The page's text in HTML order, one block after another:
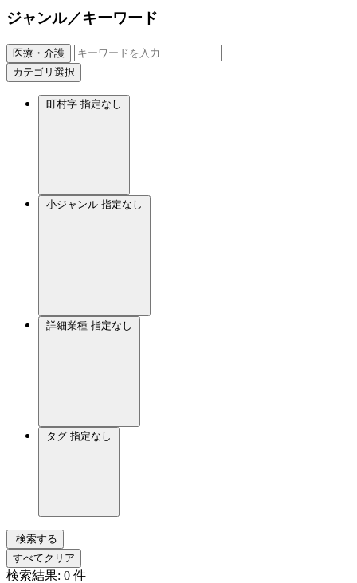
ジャンル／キーワード
医療・介護
カテゴリ選択
町村字 指定なし
小ジャンル 指定なし
詳細業種 指定なし
タグ 指定なし
検索する
すべてクリア
検索結果: 0 件